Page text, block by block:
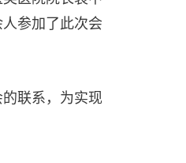
参加了此次会
联系，为实现